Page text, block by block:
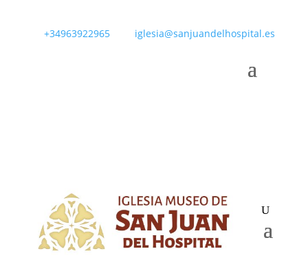
+34963922965 iglesia@sanjuandelhospital.es